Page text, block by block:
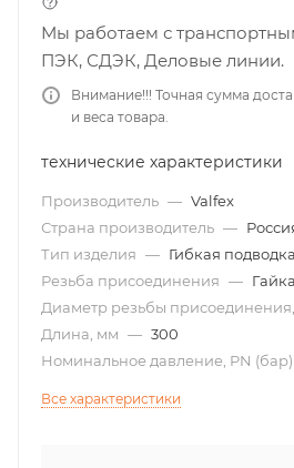
Мы работаем с
ПЭК, СДЭК, Деловые линии.
Внимание!!! Точная сумма
и веса товара.
технические характеристики
Производитель — Valfex
Страна производитель —
Тип изделия — Гибкая подводка
Резьба присоединения —
Диаметр резьбы
Длина, мм — 300
Номинальное давление, PN (бар)
Все характеристики